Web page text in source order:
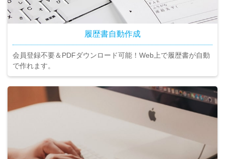
履歴書自動作成
会員登録不要＆PDFダウンロード可能！Web上で履歴書が自動
で作れます。